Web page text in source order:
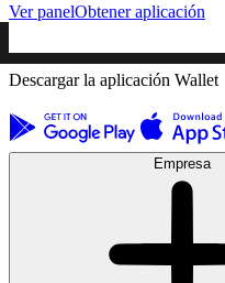
Ver panelObtener aplicación
Descargar la aplicación Wallet
Empresa